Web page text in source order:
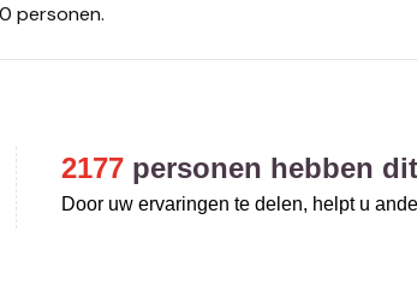
personen.
2177 personen hebben
Door uw ervaringen te delen, helpt u